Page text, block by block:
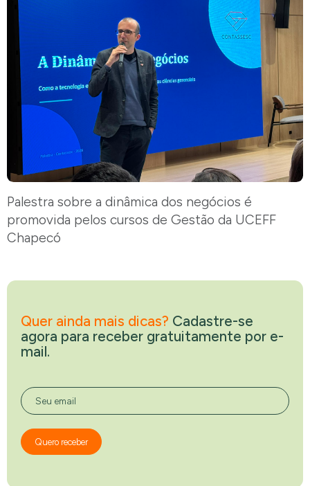
Palestra sobre a dinâmica dos negócios é
promovida pelos cursos de Gestão da UCEFF
Chapecó
Quer ainda mais dicas? Cadastre-se
agora para receber gratuitamente por e-
mail.
Seu email
Quero receber